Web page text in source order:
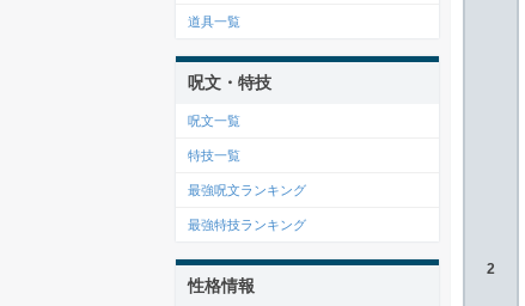
2
道具一覧
呪文・特技
呪文一覧
特技一覧
最強呪文ランキング
最強特技ランキング
性格情報